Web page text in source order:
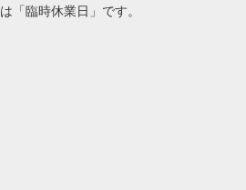
は「臨時休業日」です。